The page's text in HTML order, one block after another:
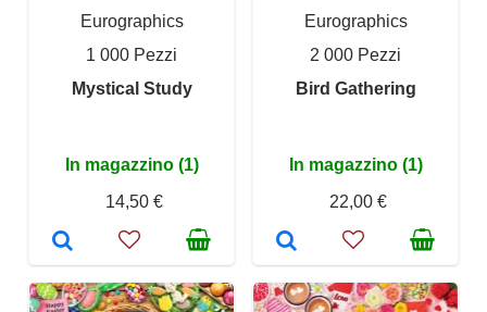
Eurographics
1 000 Pezzi
Mystical Study
In magazzino (1)
14,50 €
Eurographics
2 000 Pezzi
Bird Gathering
In magazzino (1)
22,00 €